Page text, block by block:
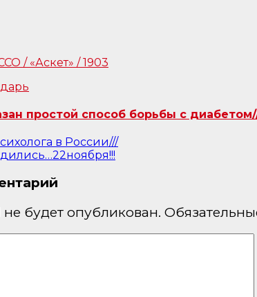
простой способ борьбы с
в России///
будет опубликован.